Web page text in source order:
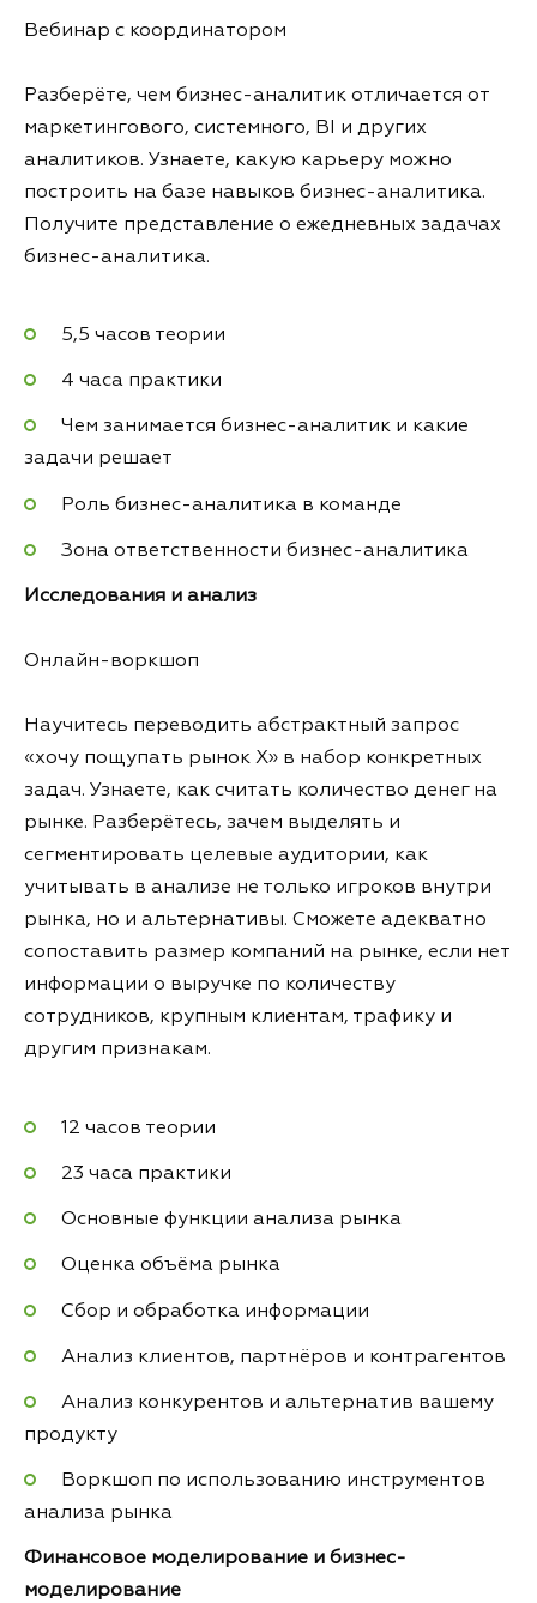
Вебинар с координатором
Разберёте, чем бизнес-аналитик отличается от
маркетингового, системного, BI и других
аналитиков. Узнаете, какую карьеру можно
построить на базе навыков бизнес-аналитика.
Получите представление о ежедневных задачах
бизнес-аналитика.
5,5 часов теории
4 часа практики
Чем занимается бизнес-аналитик и какие
задачи решает
Роль бизнес-аналитика в команде
Зона ответственности бизнес-аналитика
Исследования и анализ
Онлайн-воркшоп
Научитесь переводить абстрактный запрос
«хочу пощупать рынок X» в набор конкретных
задач. Узнаете, как считать количество денег на
рынке. Разберётесь, зачем выделять и
сегментировать целевые аудитории, как
учитывать в анализе не только игроков внутри
рынка, но и альтернативы. Сможете адекватно
сопоставить размер компаний на рынке, если нет
информации о выручке по количеству
сотрудников, крупным клиентам, трафику и
другим признакам.
12 часов теории
23 часа практики
Основные функции анализа рынка
Оценка объёма рынка
Сбор и обработка информации
Анализ клиентов, партнёров и контрагентов
Анализ конкурентов и альтернатив вашему
продукту
Воркшоп по использованию инструментов
анализа рынка
Финансовое моделирование и бизнес-
моделирование